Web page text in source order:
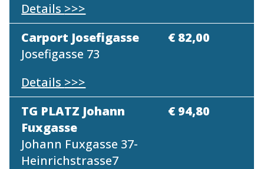
Details >>>
Carport Josefigasse
Josefigasse 73
Details >>>
€ 82,00
TG PLATZ Johann
Fuxgasse
Johann Fuxgasse 37-
Heinrichstrasse7
€ 94,80